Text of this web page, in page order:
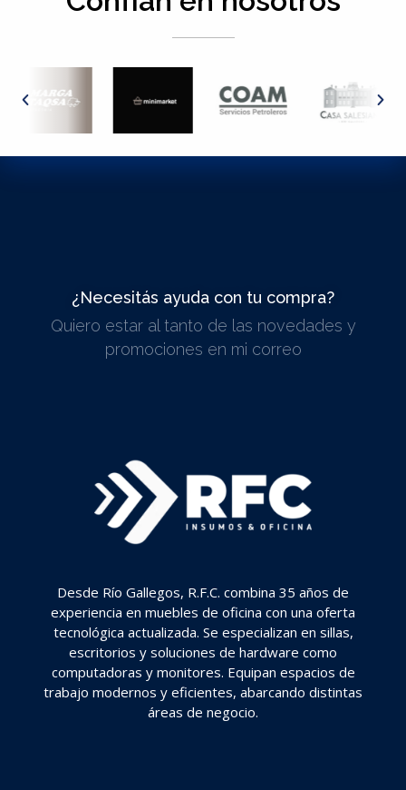
¿Necesitás ayuda con tu compra?
ESCRIBINOS
Quiero estar al tanto de las novedades y
promociones en mi correo
Desde Río Gallegos, R.F.C. combina 35 años de
experiencia en muebles de oficina con una oferta
tecnológica actualizada. Se especializan en sillas,
escritorios y soluciones de hardware como
computadoras y monitores. Equipan espacios de
trabajo modernos y eficientes, abarcando distintas
áreas de negocio.